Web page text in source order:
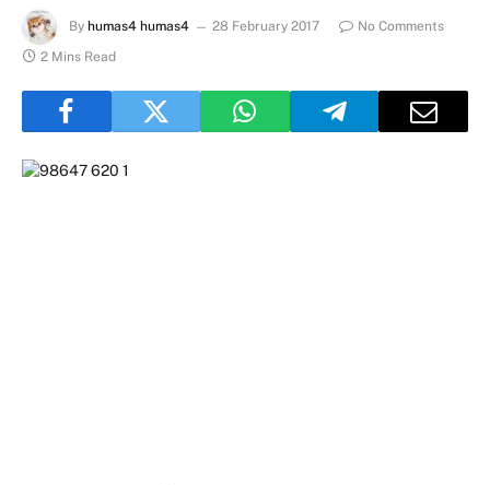
By humas4 humas4 28 February 2017
No Comments
2 Mins Read